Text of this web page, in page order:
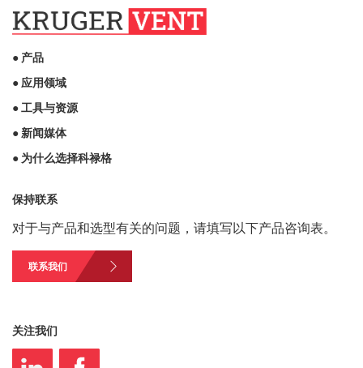
● 产品
● 应用领域
● 工具与资源
● 新闻媒体
● 为什么选择科禄格
保持联系
对于与产品和选型有关的问题，请填写以下产品咨询表。
联系我们
关注我们